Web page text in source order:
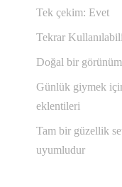
Tek çekim: Evet
Tekrar
Doğal bir
Günlük giymek
eklentileri
Tam bir güzellik
uyumludur